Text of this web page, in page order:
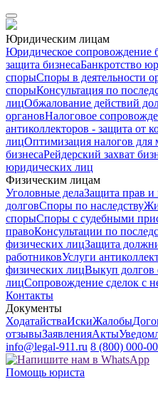
Юридическим лицам
Юридическое сопровождение
защита бизнесаБанкротство
спорыСпоры в деятельности
спорыКонсультация по
лицОбжалование действий
органовНалоговое
антиколлекторов - защита от
лицОптимизация налогов для
бизнесаРейдерский захват
юридических лиц
Физическим лицам
Уголовные делаЗащита прав и
долговСпоры по наследству
спорыСпоры с судебными
правоКонсультации по
физических лицЗащита
работниковУслуги
физических лицВыкуп долгов
лицСопровождение сделок с
Контакты
Документы
ХодатайстваИскиЖалобы
отзывыЗаявленияАкты
info@legal-911.ru 8 (800) 000-
Помощь юриста